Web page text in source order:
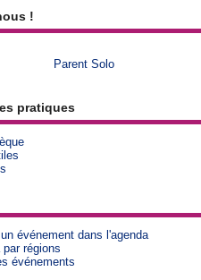
!
Parent Solo
pratiques
événement dans l'agenda
par régions
événements